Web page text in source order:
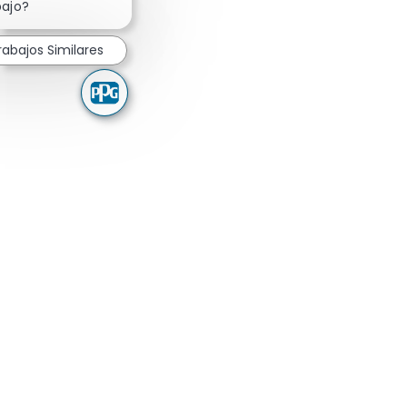
Similares